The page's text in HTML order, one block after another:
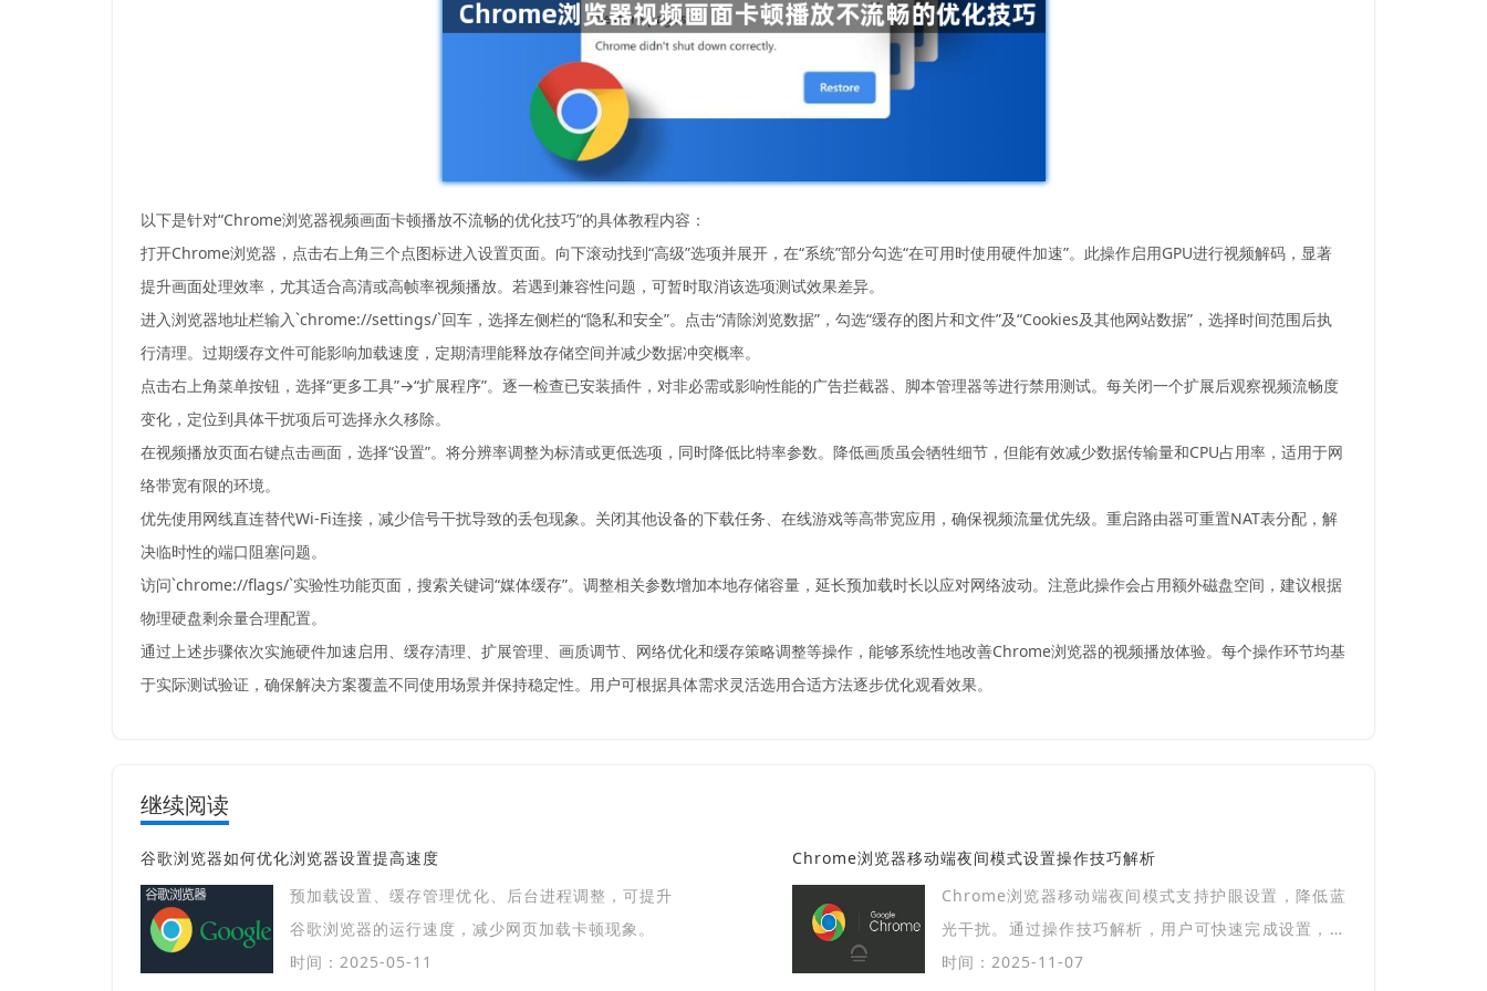
以下是针对“Chrome浏览器视频画面卡顿播放不流畅的优化技巧”的具体教程内容：
打开Chrome浏览器，点击右上角三个点图标进入设置页面。向下滚动找到“高级”选项并展开，在“系统”部分勾选“在可用时使用硬件加速”。此操作启用GPU进行视频解码，显著
提升画面处理效率，尤其适合高清或高帧率视频播放。若遇到兼容性问题，可暂时取消该选项测试效果差异。
进入浏览器地址栏输入`chrome://settings/`回车，选择左侧栏的“隐私和安全”。点击“清除浏览数据”，勾选“缓存的图片和文件”及“Cookies及其他网站数据”，选择时间范围后执
行清理。过期缓存文件可能影响加载速度，定期清理能释放存储空间并减少数据冲突概率。
点击右上角菜单按钮，选择“更多工具”→“扩展程序”。逐一检查已安装插件，对非必需或影响性能的广告拦截器、脚本管理器等进行禁用测试。每关闭一个扩展后观察视频流畅度
变化，定位到具体干扰项后可选择永久移除。
在视频播放页面右键点击画面，选择“设置”。将分辨率调整为标清或更低选项，同时降低比特率参数。降低画质虽会牺牲细节，但能有效减少数据传输量和CPU占用率，适用于网
络带宽有限的环境。
优先使用网线直连替代Wi-Fi连接，减少信号干扰导致的丢包现象。关闭其他设备的下载任务、在线游戏等高带宽应用，确保视频流量优先级。重启路由器可重置NAT表分配，解
决临时性的端口阻塞问题。
访问`chrome://flags/`实验性功能页面，搜索关键词“媒体缓存”。调整相关参数增加本地存储容量，延长预加载时长以应对网络波动。注意此操作会占用额外磁盘空间，建议根据
物理硬盘剩余量合理配置。
通过上述步骤依次实施硬件加速启用、缓存清理、扩展管理、画质调节、网络优化和缓存策略调整等操作，能够系统性地改善Chrome浏览器的视频播放体验。每个操作环节均基
于实际测试验证，确保解决方案覆盖不同使用场景并保持稳定性。用户可根据具体需求灵活选用合适方法逐步优化观看效果。
继续阅读
谷歌浏览器如何优化浏览器设置提高速度
预加载设置、缓存管理优化、后台进程调整，可提升
谷歌浏览器的运行速度，减少网页加载卡顿现象。
时间：2025-05-11
Chrome浏览器移动端夜间模式设置操作技巧解析
Chrome浏览器移动端夜间模式支持护眼设置，降低蓝
光干扰。通过操作技巧解析，用户可快速完成设置，享
受舒适的夜间浏览体验。
时间：2025-11-07